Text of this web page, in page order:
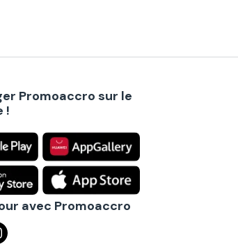
Promoaccro sur le
!
avec Promoaccro